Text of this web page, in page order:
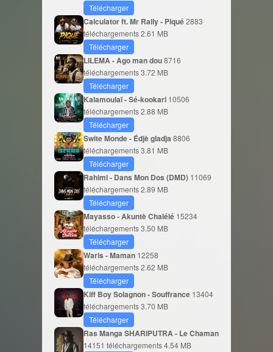
Télécharger
Calculator ft. Mr Rally - Piqué2883
téléchargements2.61 MB
Télécharger
LILEMA - Ago man dou8716
téléchargements3.72 MB
Télécharger
Kalamoulaï - Sé-kookari 10506
téléchargements2.88 MB
Télécharger
Swite Monde - Édjè gladja 8806
téléchargements3.81 MB
Télécharger
Rahimi - Dans Mon Dos (DMD) 11069
téléchargements2.89 MB
Télécharger
Mayasso - Akuntè Chalélé 15234
téléchargements3.50 MB
Télécharger
Waris - Maman 12258
téléchargements2.62 MB
Télécharger
Kiff Boy Solagnon - Souffrance 13404
téléchargements3.70 MB
Télécharger
Ras Manga SHARIPUTRA - Le Chaman
14151 téléchargements4.54 MB